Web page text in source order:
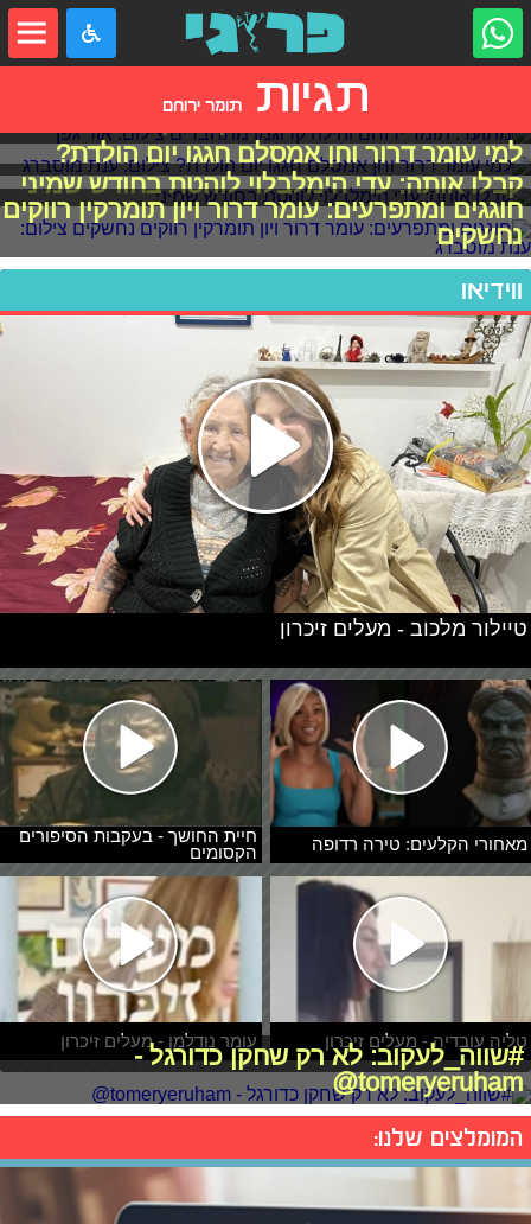
תגיותתומר ירוחם
מתועד: תומר ירוחם והילה קרוגמן מתחברים
למי עומר דרור וחן אמסלם חגגו יום הולדת?
קבלו אותה: עדי הימלבלוי לוהטת בחודש שמיני
חוגגים ומתפרעים: עומר דרור ויון תומרקין רווקים
נחשקים
ווידיאו
מאחורי הקלעים: טירה רדופה
חיית החושך - בעקבות הסיפורים
הקסומים
טליה עובדיה - מעלים זיכרון עומר נודלמן - מעלים זיכרון
טיילור מלכוב - מעלים זיכרון
#שווה_לעקוב: לא רק שחקן כדורגל -
tomeryeruham@
המומלצים שלנו: